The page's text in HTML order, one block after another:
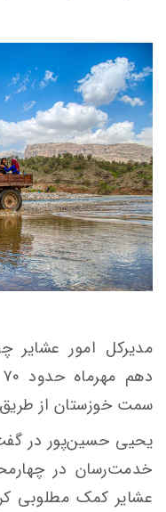
مدیرکل امور عشایر
سمت خوزستان از طریق
یحیی حسین‌پور در گفت
خدمت‌رسان در
عشایر کمک مطلوبی